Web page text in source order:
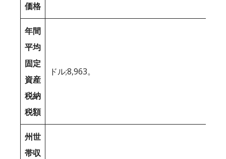
価格
年間
平均
固定
資産
税納
税額
ドル;8,963。
州世
帯収